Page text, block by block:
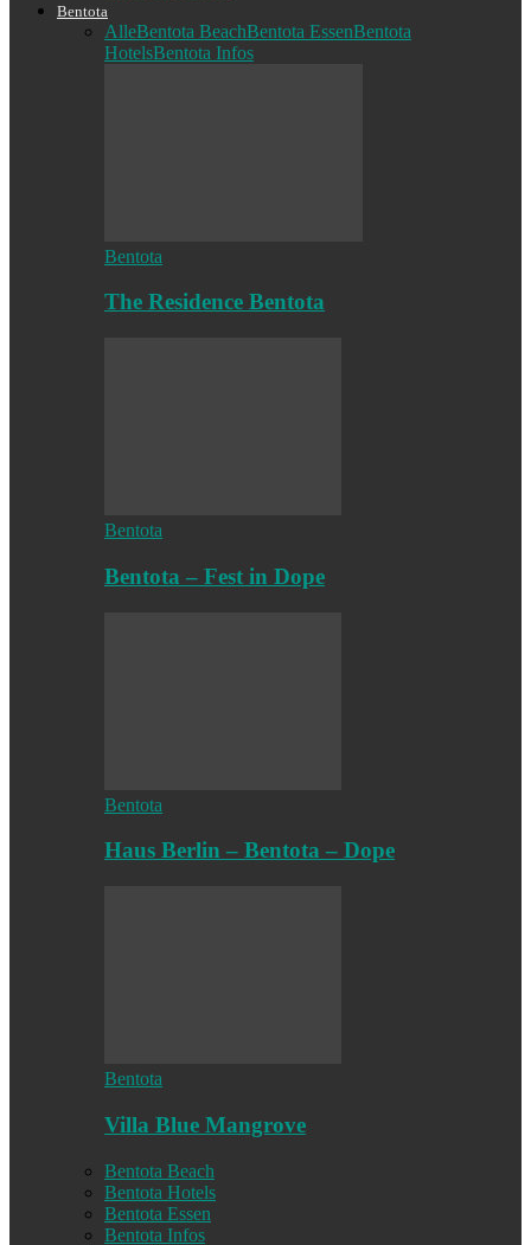
Bentota
AlleBentota BeachBentota EssenBentota
HotelsBentota Infos
Bentota
The Residence Bentota
Bentota
Bentota – Fest in Dope
Bentota
Haus Berlin – Bentota – Dope
Bentota
Villa Blue Mangrove
Bentota Beach
Bentota Hotels
Bentota Essen
Bentota Infos